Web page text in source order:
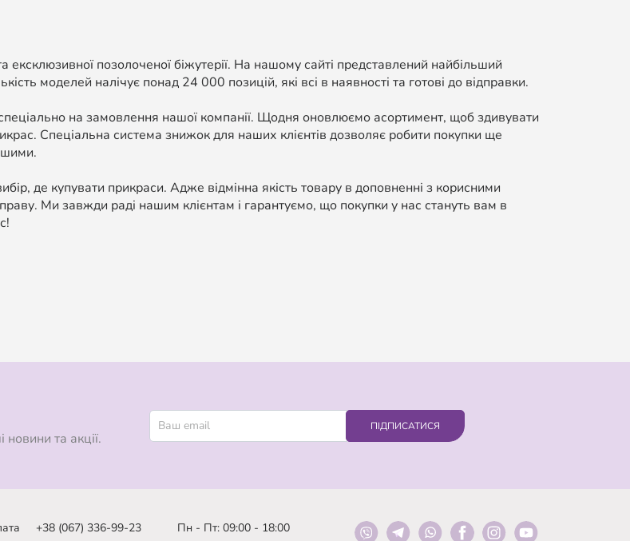
позолоченої біжутерії. На нашому сайті представлений найбільший
моделей налічує понад 24 000 позицій, які всі в наявності та готові до відправки.
на замовлення нашої компанії. Щодня оновлюємо асортимент, щоб здивувати
Спеціальна система знижок для наших клієнтів дозволяє робити покупки ще
де купувати прикраси. Адже відмінна якість товару в доповненні з корисними
Ми завжди раді нашим клієнтам і гарантуємо, що покупки у нас стануть вам в
та акції.
ПІДПИСАТИСЯ
+38 (067) 336-99-23 Пн - Пт: 09:00 - 18:00